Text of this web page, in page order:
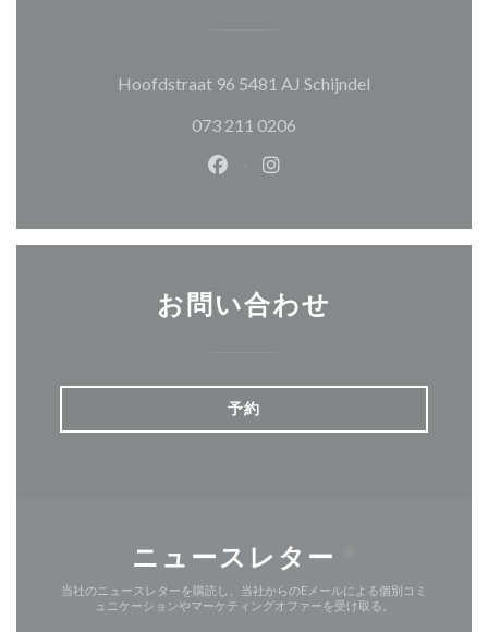
Hoofdstraat 96 5481 AJ Schijndel
073 211 0206
Facebook ((新しいウィンドウ
Instagram ((新しいウィ
お問い合わせ
予約
ニュースレター
当社のニュースレターを購読し、当社からのEメールによる個別コミ
ュニケーションやマーケティングオファーを受け取る。